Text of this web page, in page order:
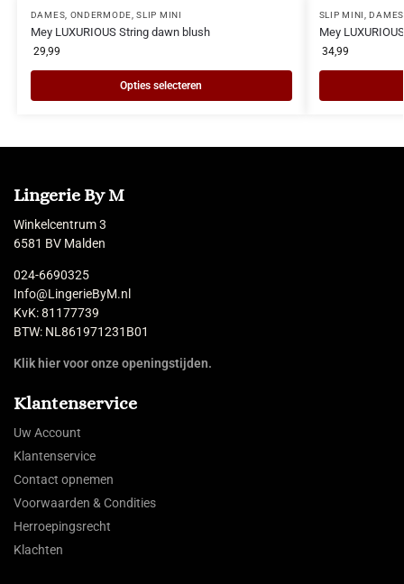
DAMES, ONDERMODE,SLIP MINI
Mey LUXURIOUS String dawn blush
29,99
Opties selecteren
SLIP MINI,DAMES
Mey
34,99
Lingerie By M
Winkelcentrum 3
6581 BV Malden
024-6690325
Info@LingerieByM.nl
KvK: 81177739
BTW: NL861971231B01
Klik hier voor onze openingstijden.
Klantenservice
Uw Account
Klantenservice
Contact opnemen
Voorwaarden & Condities
Herroepingsrecht
Klachten